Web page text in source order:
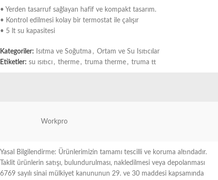
• Yerden tasarruf sağlayan hafif ve kompakt tasarım.
• Kontrol edilmesi kolay bir termostat ile çalışır
• 5 lt su kapasitesi
Kategoriler: Isıtma ve Soğutma , Ortam ve Su Isıtıcılar
Etiketler: su ısıtıcı , therme , truma therme , truma tt
Workpro
Yasal Bilgilendirme: Ürünlerimizin tamamı tescilli ve koruma altındadır.
Taklit ürünlerin satışı, bulundurulması, nakledilmesi veya depolanması
6769 sayılı sinai mülkiyet kanununun 29. ve 30 maddesi kapsamında